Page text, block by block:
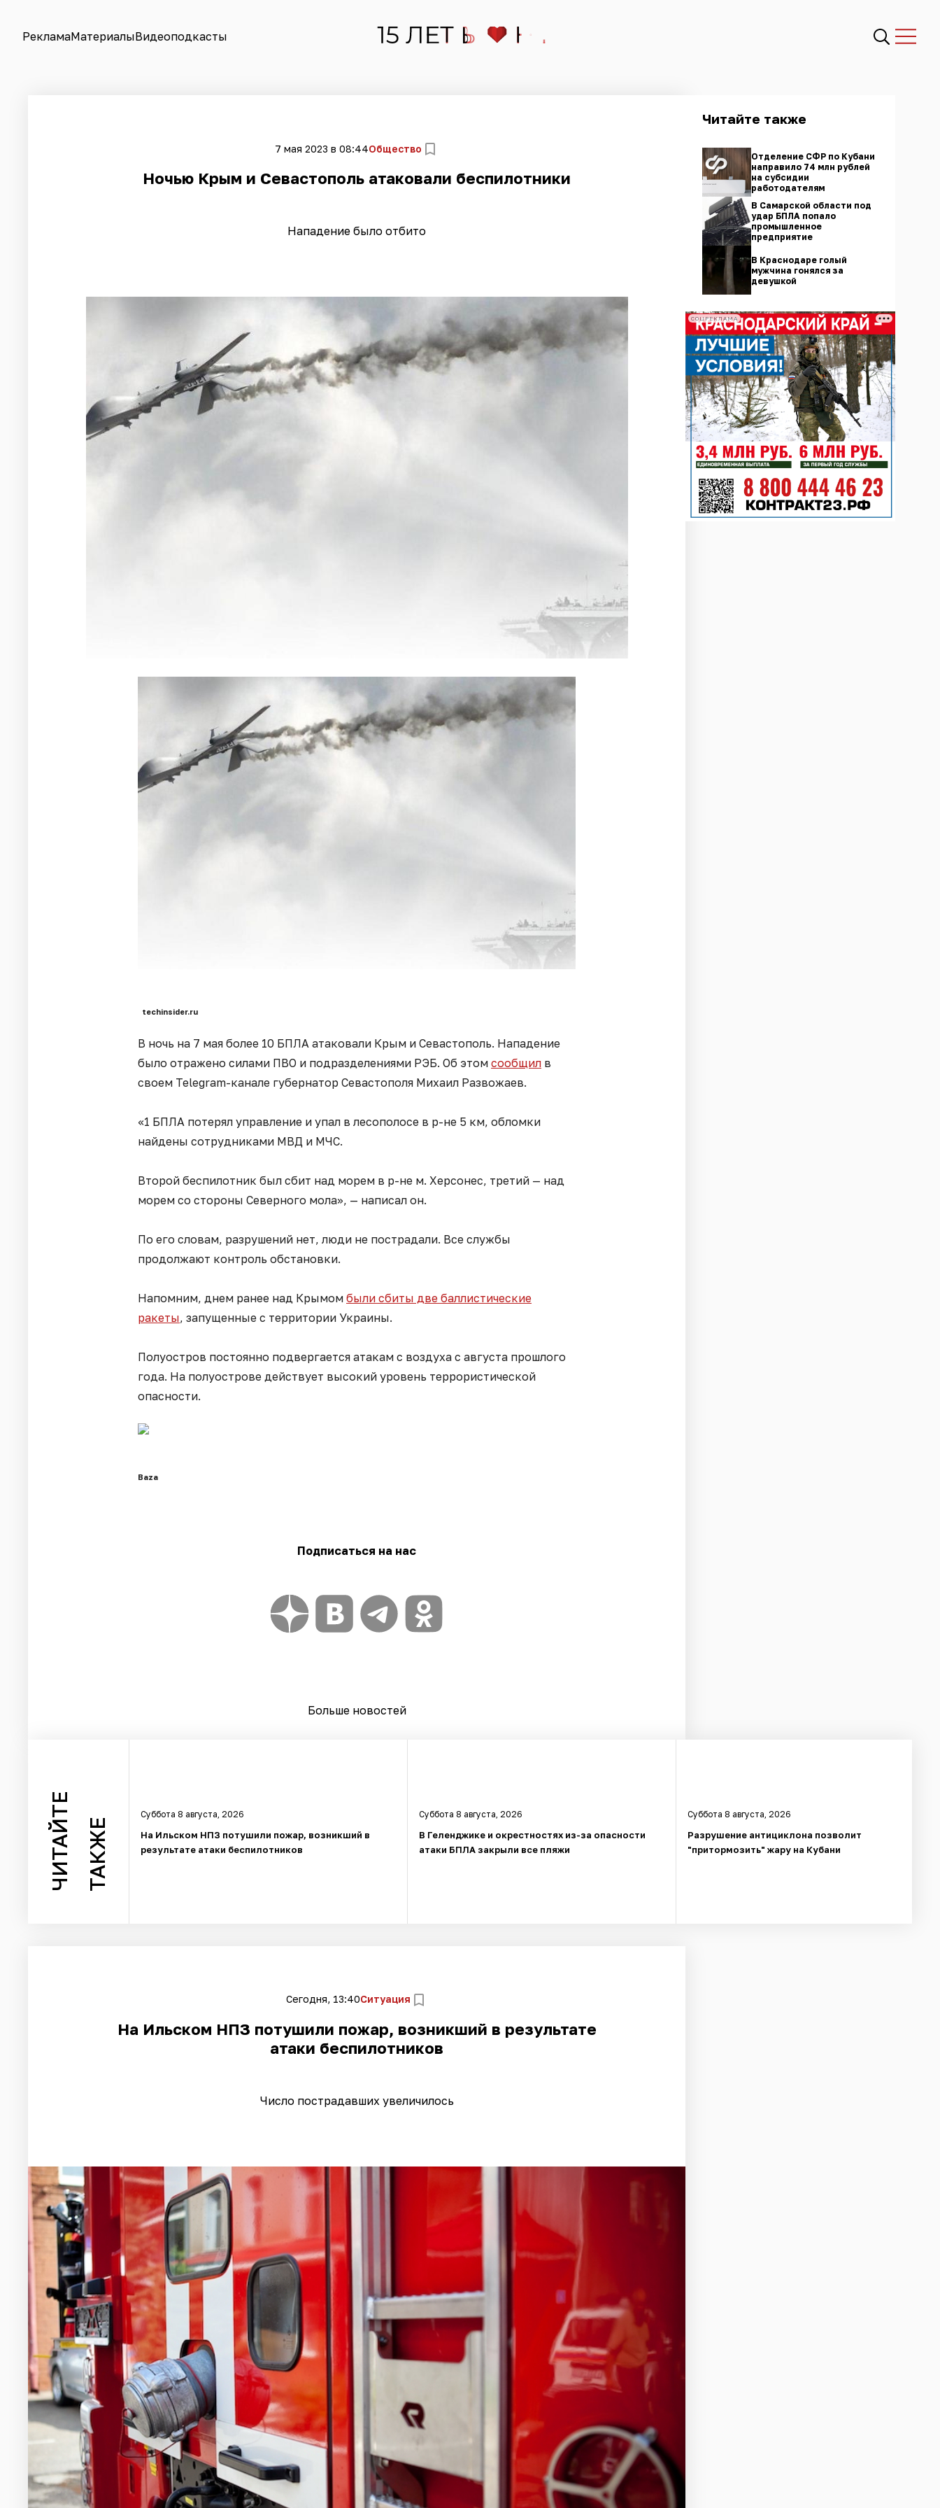
РекламаМатериалыВидеоподкасты
7 мая 2023 в 08:44Общество
Ночью Крым и Севастополь атаковали беспилотники
Нападение было отбито
techinsider.ru
В ночь на 7 мая более 10 БПЛА атаковали Крым и Севастополь. Нападение
было отражено силами ПВО и подразделениями РЭБ. Об этом сообщил в
своем Telegram-канале губернатор Севастополя Михаил Развожаев.
«1 БПЛА потерял управление и упал в лесополосе в р-не 5 км, обломки
найдены сотрудниками МВД и МЧС.
Второй беспилотник был сбит над морем в р-не м. Херсонес, третий — над
морем со стороны Северного мола», — написал он.
По его словам, разрушений нет, люди не пострадали. Все службы
продолжают контроль обстановки.
Напомним, днем ранее над Крымом были сбиты две баллистические
ракеты, запущенные с территории Украины.
Полуостров постоянно подвергается атакам с воздуха с августа прошлого
года. На полуострове действует высокий уровень террористической
опасности.
Baza
Подписаться на нас
Больше новостей
Читайте также
Отделение СФР по Кубани
направило 74 млн рублей
на субсидии
работодателям
В Самарской области под
удар БПЛА попало
промышленное
предприятие
В Краснодаре голый
мужчина гонялся за
девушкой
СОЦРЕКЛАМА
ЧИТАЙТЕ ТАКЖЕ
Суббота 8 августа, 2026
На Ильском НПЗ потушили пожар, возникший в
результате атаки беспилотников
Суббота 8 августа, 2026
В Геленджике и окрестностях из-за опасности
атаки БПЛА закрыли все пляжи
Суббота 8 августа, 2026
Разрушение антициклона позволит
"притормозить" жару на Кубани
Сегодня, 13:40Ситуация
На Ильском НПЗ потушили пожар, возникший в результате
атаки беспилотников
Число пострадавших увеличилось